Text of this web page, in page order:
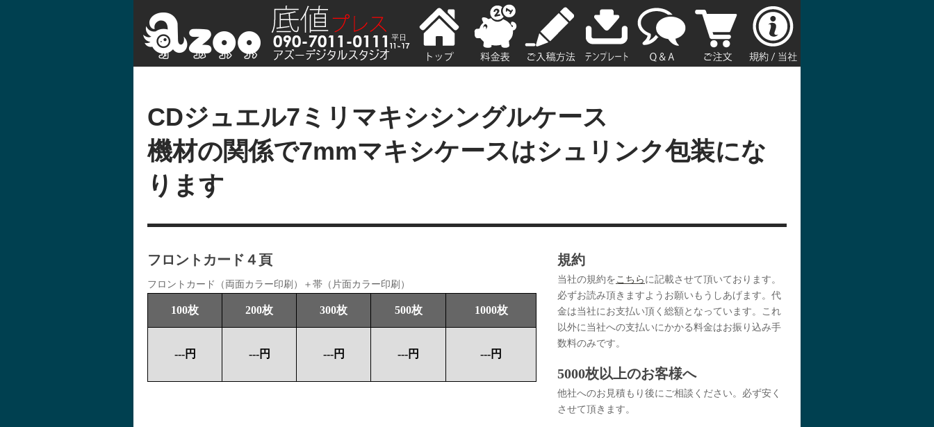
CDジュエル7ミリマキシシングルケース
機材の関係で7mmマキシケースはシュリンク包装にな
ります
フロントカード４頁
フロントカード（両面カラー印刷）＋帯（片面カラー印刷）
100枚 200枚 300枚 500枚 1000枚
---円 ---円 ---円 ---円 ---円
規約
当社の規約をこちら に記載させて頂いております。
必ずお読み頂きますようお願いもうしあげます。代
金は当社にお支払い頂く総額となっています。これ
以外に当社への支払いにかかる料金はお振り込み手
数料のみです。
5000枚以上のお客様へ
他社へのお見積もり後にご相談ください。必ず安く
させて頂きます。